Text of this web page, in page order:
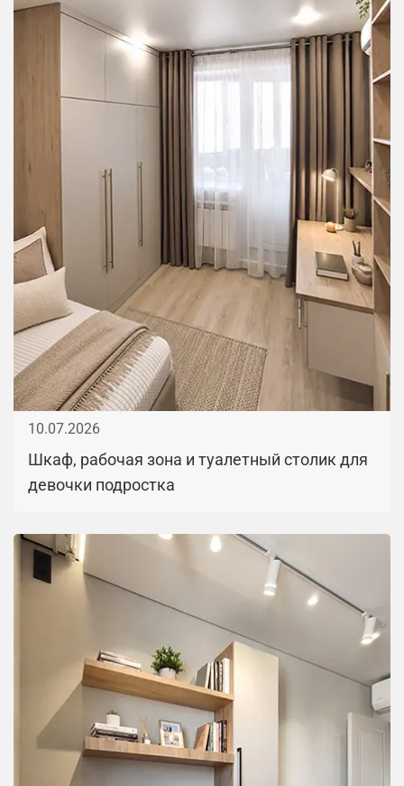
10.07.2026
Шкаф, рабочая зона и туалетный столик для
девочки подростка